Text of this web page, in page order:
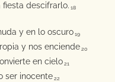
descifrarlo. 18
y en lo oscuro 19
y nos enciende 20
en cielo 21
ser inocente 22